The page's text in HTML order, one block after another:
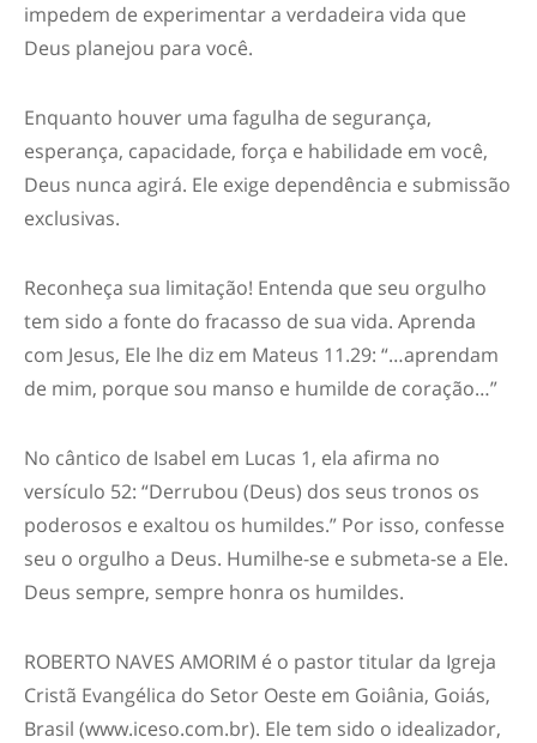
impedem de experimentar a verdadeira vida que
Deus planejou para você.
Enquanto houver uma fagulha de segurança,
esperança, capacidade, força e habilidade em você,
Deus nunca agirá. Ele exige dependência e submissão
exclusivas.
Reconheça sua limitação! Entenda que seu orgulho
tem sido a fonte do fracasso de sua vida. Aprenda
com Jesus, Ele lhe diz em Mateus 11.29: “…aprendam
de mim, porque sou manso e humilde de coração…”
No cântico de Isabel em Lucas 1, ela afirma no
versículo 52: “Derrubou (Deus) dos seus tronos os
poderosos e exaltou os humildes.” Por isso, confesse
seu o orgulho a Deus. Humilhe-se e submeta-se a Ele.
Deus sempre, sempre honra os humildes.
ROBERTO NAVES AMORIM é o pastor titular da Igreja
Cristã Evangélica do Setor Oeste em Goiânia, Goiás,
Brasil (www.iceso.com.br). Ele tem sido o idealizador,